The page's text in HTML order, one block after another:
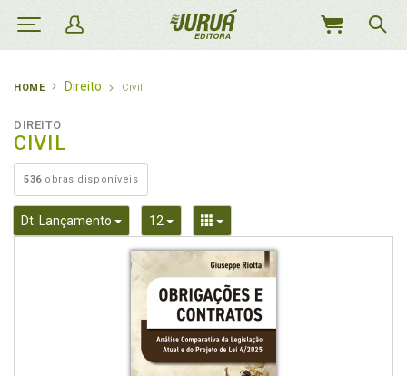
MEU
HOME Direito Civil
DIREITO
CIVIL
536obras disponíveis
Dt. Lançamento Toggle Dropdown
12 Toggle DropdownToggle Dropdown